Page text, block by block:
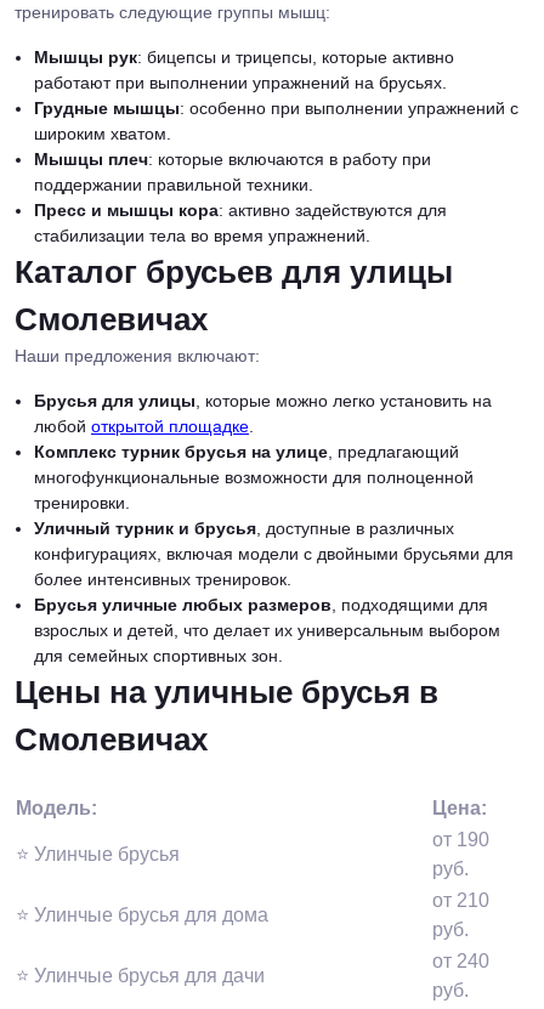
тренировать следующие группы мышц:
Мышцы рук: бицепсы и трицепсы, которые активно
работают при выполнении упражнений на брусьях.
Грудные мышцы: особенно при выполнении упражнений с
широким хватом.
Мышцы плеч: которые включаются в работу при
поддержании правильной техники.
Пресс и мышцы кора: активно задействуются для
стабилизации тела во время упражнений.
Каталог брусьев для улицы
Смолевичах
Наши предложения включают:
Брусья для улицы , которые можно легко установить на
любой открытой площадке
Комплекс турник брусья на улице , предлагающий
многофункциональные возможности для полноценной
тренировки.
Уличный турник и брусья , доступные в различных
конфигурациях, включая модели с двойными брусьями для
более интенсивных тренировок.
Брусья уличные любых размеров , подходящими для
взрослых и детей, что делает их универсальным выбором
для семейных спортивных зон.
Цены на уличные брусья в
Смолевичах
Модель: Цена:
⭐️ Улинчые брусья
от 190
руб.
⭐️ Улинчые брусья для дома
от 210
руб.
⭐️ Улинчые брусья для дачи
от 240
руб.